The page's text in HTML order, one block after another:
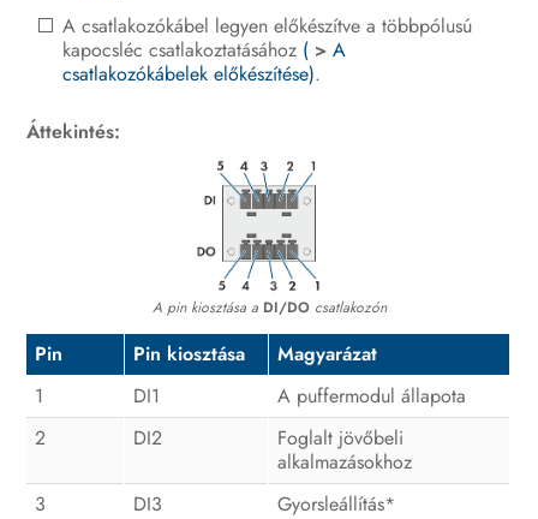
A csatlakozókábel legyen előkészítve a többpólusú
kapocsléc csatlakoztatásához ( >A
csatlakozókábelek előkészítése).
Áttekintés:
A pin kiosztása a DI/DOcsatlakozón
Pin Pin kiosztása
Magyarázat
1
DI1
A puffermodul állapota
2
DI2
Foglalt jövőbeli
alkalmazásokhoz
3
DI3
Gyorsleállítás*